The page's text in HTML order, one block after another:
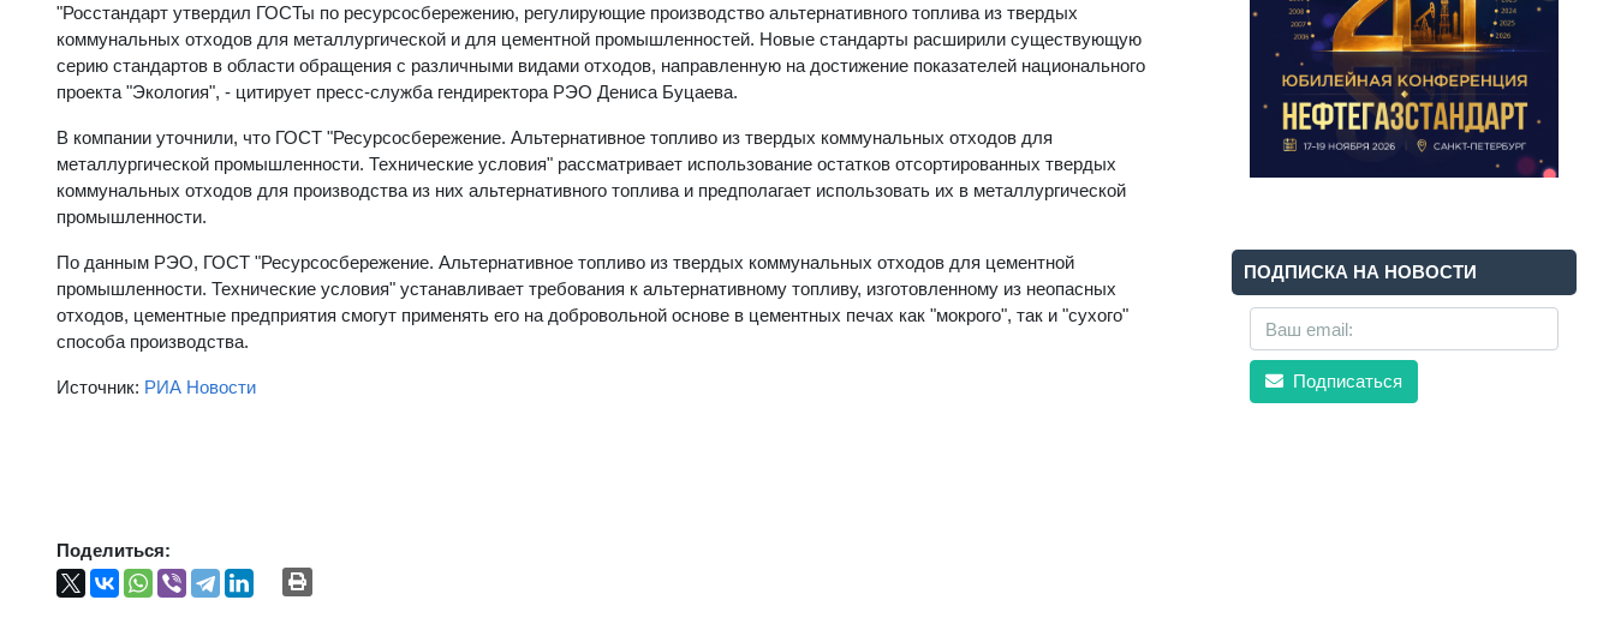
"Росстандарт утвердил ГОСТы по ресурсосбережению, регулирующие производство альтернативного топлива из твердых
коммунальных отходов для металлургической и для цементной промышленностей. Новые стандарты расширили существующую
серию стандартов в области обращения с различными видами отходов, направленную на достижение показателей национального
проекта "Экология", - цитирует пресс-служба гендиректора РЭО Дениса Буцаева.
В компании уточнили, что ГОСТ "Ресурсосбережение. Альтернативное топливо из твердых коммунальных отходов для
металлургической промышленности. Технические условия" рассматривает использование остатков отсортированных твердых
коммунальных отходов для производства из них альтернативного топлива и предполагает использовать их в металлургической
промышленности.
По данным РЭО, ГОСТ "Ресурсосбережение. Альтернативное топливо из твердых коммунальных отходов для цементной
промышленности. Технические условия" устанавливает требования к альтернативному топливу, изготовленному из неопасных
отходов, цементные предприятия смогут применять его на добровольной основе в цементных печах как "мокрого", так и "сухого"
способа производства.
Источник: РИА Новости
Поделиться:
ПОДПИСКА НА НОВОСТИ
Подписаться